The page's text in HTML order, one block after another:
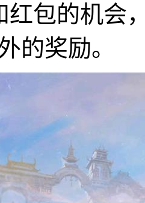
红包的机会
的奖励。